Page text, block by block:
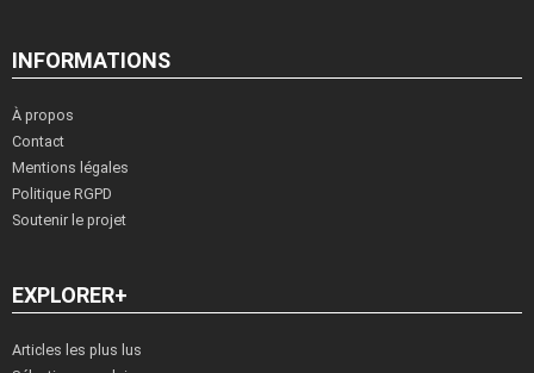
INFORMATIONS
À propos
Contact
Mentions légales
Politique RGPD
Soutenir le projet
EXPLORER+
Articles les plus lus